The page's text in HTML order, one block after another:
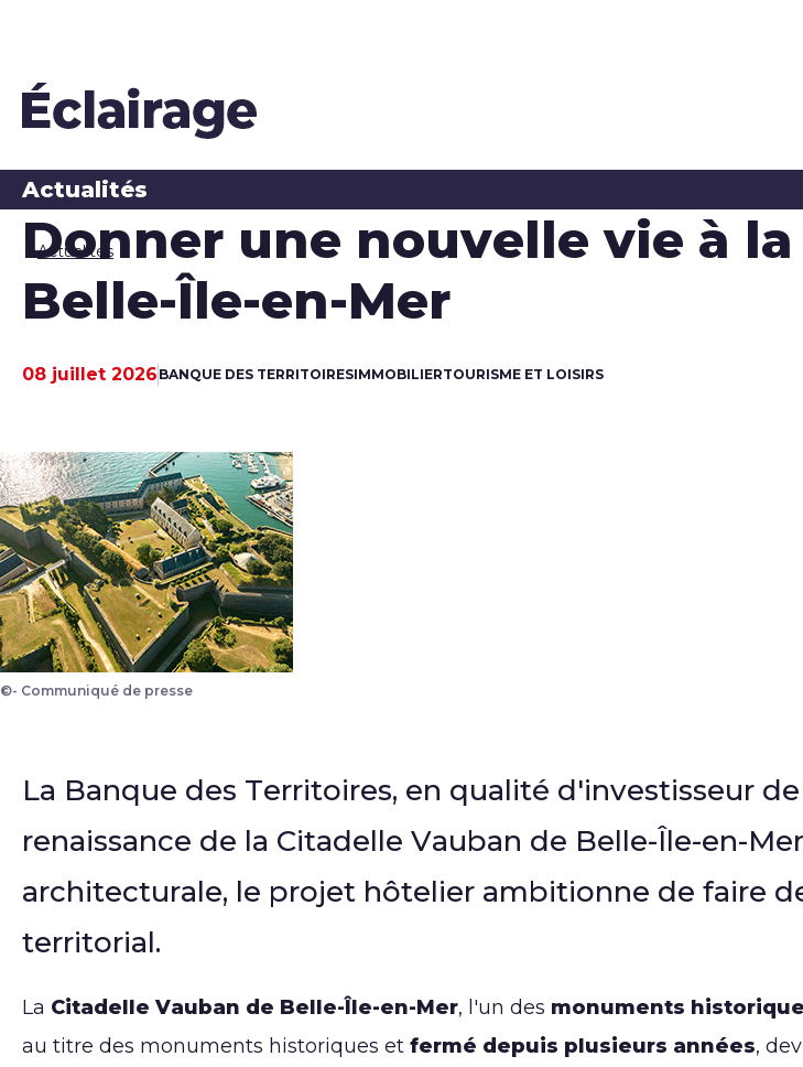
Actualités
Actualités
Donner une nouvelle vie à
Belle-Île-en-Mer
Date de publication
08 juillet 2026 BANQUE DES TERRITOIRESIMMOBILIERTOURISME ET LOISIRS
©- Communiqué de presse
La Banque des Territoires, en qualité d'investisseur
renaissance de la Citadelle Vauban de Belle-Île-en-
architecturale, le projet hôtelier ambitionne de faire
territorial.
La Citadelle Vauban de Belle-Île-en-Mer, l'un des monuments
au titre des monuments historiques et fermé depuis plusieurs années,